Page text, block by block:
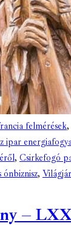
felmérések,
ipar
, Csirkefogó
,
–